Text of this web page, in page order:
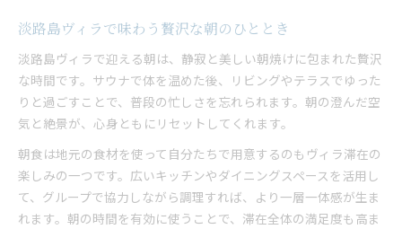
淡路島ヴィラで味わう贅沢な朝のひととき
淡路島ヴィラで迎える朝は、静寂と美しい朝焼けに包まれた贅沢
な時間です。サウナで体を温めた後、リビングやテラスでゆった
りと過ごすことで、普段の忙しさを忘れられます。朝の澄んだ空
気と絶景が、心身ともにリセットしてくれます。
朝食は地元の食材を使って自分たちで用意するのもヴィラ滞在の
楽しみの一つです。広いキッチンやダイニングスペースを活用し
て、グループで協力しながら調理すれば、より一層一体感が生ま
れます。朝の時間を有効に使うことで、滞在全体の満足度も高ま